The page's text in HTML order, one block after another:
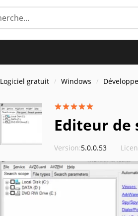
Logiciel gratuit Windows
Editeur de
Version:5.0.0.53